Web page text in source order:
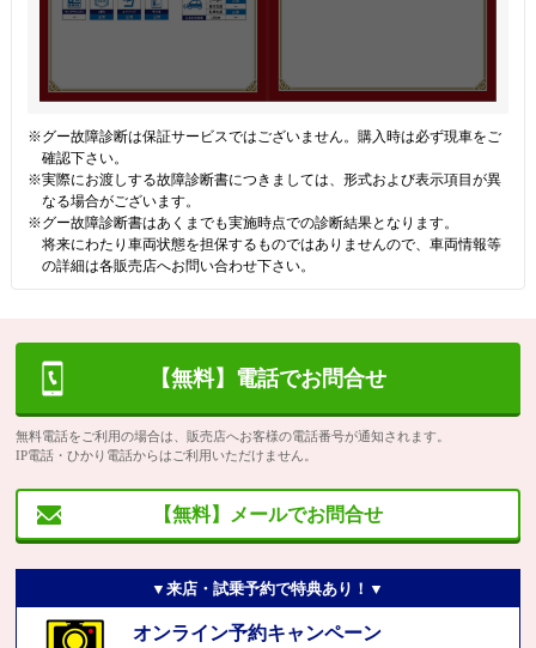
※グー故障診断は保証サービスではございません。購入時は必ず現車をご
確認下さい。
※実際にお渡しする故障診断書につきましては、形式および表示項目が異
なる場合がございます。
※グー故障診断書はあくまでも実施時点での診断結果となります。
将来にわたり車両状態を担保するものではありませんので、車両情報等
の詳細は各販売店へお問い合わせ下さい。
【無料】電話でお問合せ
無料電話をご利用の場合は、販売店へお客様の電話番号が通知されます。
IP電話・ひかり電話からはご利用いただけません。
【無料】メールでお問合せ
▼来店・試乗予約で特典あり！▼
オンライン予約キャンペーン